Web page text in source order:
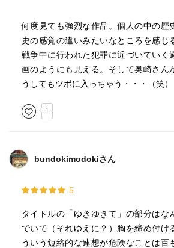
で、英語タイトルはなぜそうなったの
しては「当時お世話になっていた大御
のでそこにはあまり口ははさめなか
っとはぎれ悪く…(笑) どちらにせよ「
ュアンスを英題に含めるのは無理だっ
いうことだったのでしょう。
奥崎氏のもつ純粋な人間としての部
のであったとしてもその割合は少な
強くなってゆくのだろうと思う。
何度見ても強烈な作品。個人の中の歴
史の感覚の違いみたいなところを感じ
戦争中に行われた犯罪に近づいていく
画のようにも見える。そして奥崎さん
うしてもツボに入っちゃう・・・（笑）
1
bundokimodokiさん
5
タイトルの「ゆきゆきて」の部分はな
でいて（それゆえに？）胸を締め付け
ういう短絡的な連想が危険なことは百